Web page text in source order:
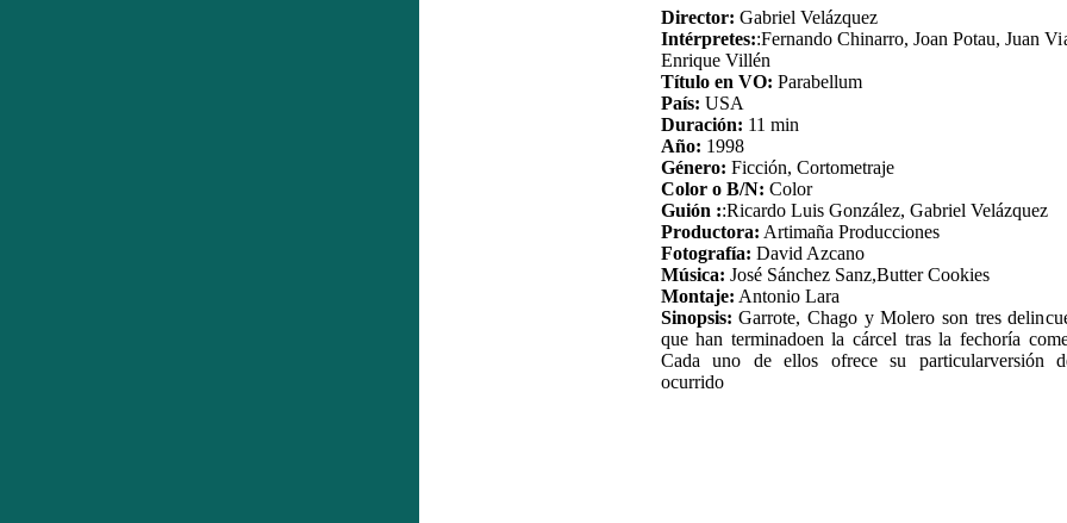
Director: Gabriel Velázquez
Intérpretes::Fernando Chinarro, Joan Potau, Juan
Enrique Villén
Título en VO: Parabellum
País: USA
Duración: 11 min
Año: 1998
Género: Ficción, Cortometraje
Color o B/N: Color
Guión ::Ricardo Luis González, Gabriel Velázquez
Productora: Artimaña Producciones
Fotografía: David Azcano
Música: José Sánchez Sanz,Butter Cookies
Montaje: Antonio Lara
Sinopsis: Garrote, Chago y Molero son tres
que han terminadoen la cárcel tras la fechoría
Cada uno de ellos ofrece su particularversión
ocurrido